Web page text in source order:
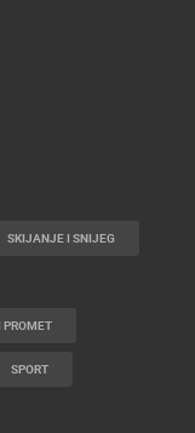
SKIJANJE I SNIJEG
PROMET
SPORT